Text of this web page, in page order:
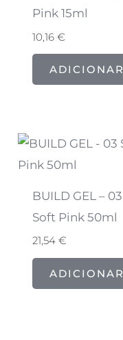
Pink 15ml
10,16 €
ADICIONAR
BUILD GEL – 03
Soft Pink 50ml
21,54 €
ADICIONAR